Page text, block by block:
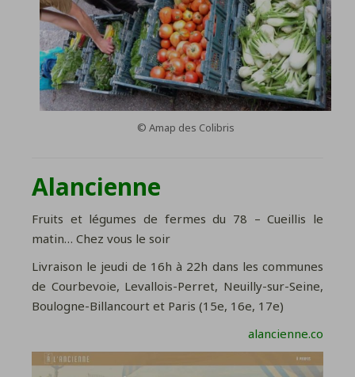
© Amap des Colibris
Alancienne
Fruits et légumes de fermes du 78 – Cueillis le
matin… Chez vous le soir
Livraison le jeudi de 16h à 22h dans les communes
de Courbevoie, Levallois-Perret, Neuilly-sur-Seine,
Boulogne-Billancourt et Paris (15e, 16e, 17e)
alancienne.co